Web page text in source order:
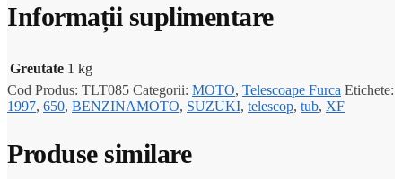
Informații suplimentare
Greutate 1 kg
Cod Produs: TLT085 Categorii: MOTO, Telescoape Furca Etichete:
1997, 650, BENZINAMOTO, SUZUKI, telescop, tub, XF
Produse similare